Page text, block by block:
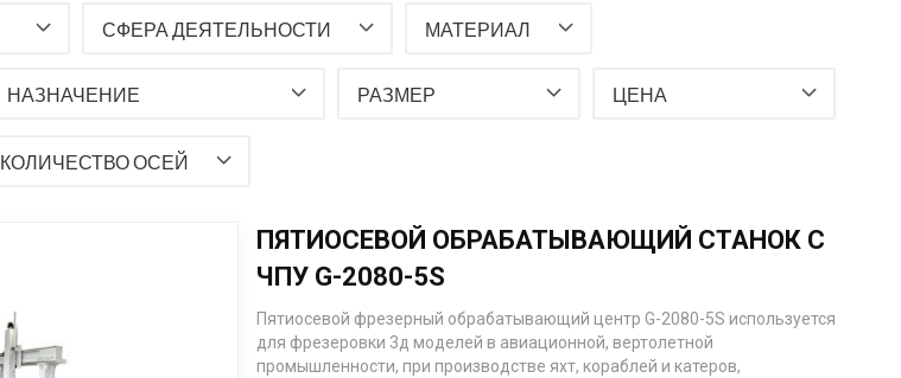
СФЕРА ДЕЯТЕЛЬНОСТИ МАТЕРИАЛ
НАЗНАЧЕНИЕ РАЗМЕР ЦЕНА
КОЛИЧЕСТВО ОСЕЙ
ПЯТИОСЕВОЙ ОБРАБАТЫВАЮЩИЙ СТАНОК С
ЧПУ G-2080-5S
Пятиосевой фрезерный обрабатывающий центр G-2080-5S используется
для фрезеровки 3д моделей в авиационной, вертолетной
промышленности, при производстве яхт, кораблей и катеров,